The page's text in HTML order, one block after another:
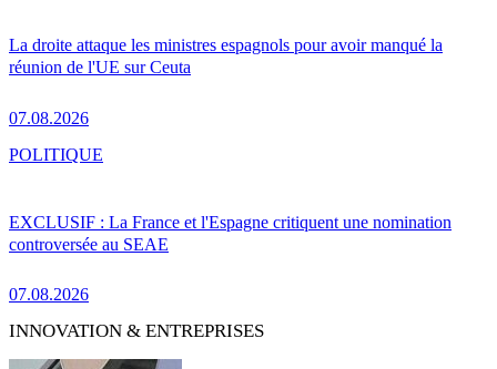
La droite attaque les ministres espagnols pour avoir manqué la
réunion de l'UE sur Ceuta
07.08.2026
EXCLUSIF : La France et l'Espagne critiquent une nomination
controversée au SEAE
07.08.2026
POLITIQUE
INNOVATION & ENTREPRISES